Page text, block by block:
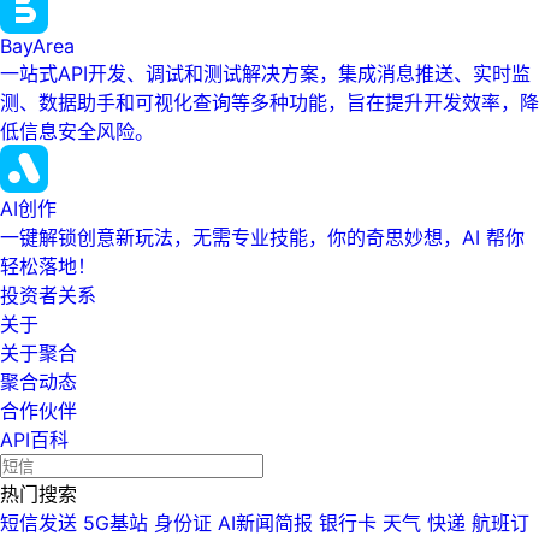
BayArea
一站式API开发、调试和测试解决方案，集成消息推送、实时监
测、数据助手和可视化查询等多种功能，旨在提升开发效率，降
低信息安全风险。
AI创作
一键解锁创意新玩法，无需专业技能，你的奇思妙想，AI 帮你
轻松落地！
投资者关系
关于
关于聚合
聚合动态
合作伙伴
API百科
热门搜索
短信发送 5G基站 身份证 AI新闻简报 银行卡 天气 快递 航班订